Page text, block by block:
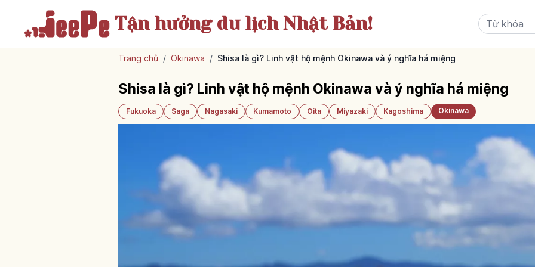
Tận hưởngdu lịch Nhật Bản!
Trang chủ / Okinawa / Shisa là gì? Linh vật hộ mệnh Okinawa và ý nghĩa há miệng
Shisa là gì? Linh vật hộ mệnh Okinawa và ý nghĩa há miệng
Fukuoka Saga Nagasaki Kumamoto Oita Miyazaki Kagoshima Okinawa